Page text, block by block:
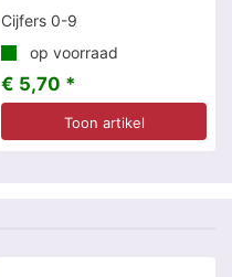
Cijfers 0-9
op voorraad
€ 5,70 *
Toon artikel